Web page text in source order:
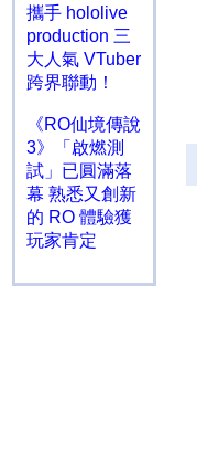
攜手 hololive
production 三
大人氣 VTuber
跨界聯動！
《RO仙境傳說
3》「啟燃測
試」已圓滿落
幕 熟悉又創新
的 RO 體驗獲
玩家肯定